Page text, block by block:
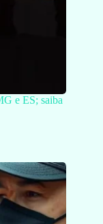
e ES; saiba